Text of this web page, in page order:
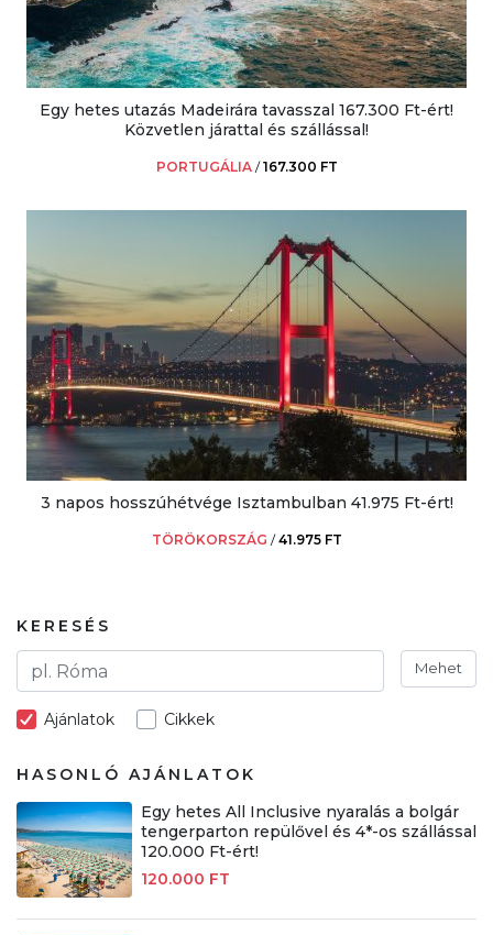
Egy hetes utazás Madeirára tavasszal 167.300 Ft-ért!
Közvetlen járattal és szállással!
PORTUGÁLIA /167.300 FT
3 napos hosszúhétvége Isztambulban 41.975 Ft-ért!
TÖRÖKORSZÁG /41.975 FT
KERESÉS
Mehet
Ajánlatok Cikkek
HASONLÓ AJÁNLATOK
Egy hetes All Inclusive nyaralás a bolgár
tengerparton repülővel és 4*-os szállással
120.000 Ft-ért!
120.000 FT